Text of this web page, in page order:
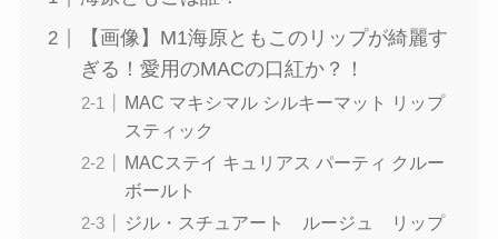
【画像】M1海原ともこのリップが綺麗す
ぎる！愛用のMACの口紅か？！
MAC マキシマル シルキーマット リップ
スティック
MACステイ キュリアス パーティ クルー
ボールト
ジル・スチュアート ルージュ リップ